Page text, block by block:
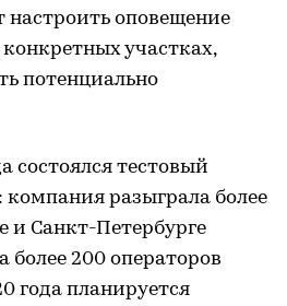
настроить оповещение
участках,
потенциально
состоялся тестовый
разыграла более
и Санкт-Петербурге
более 200 операторов
года планируется